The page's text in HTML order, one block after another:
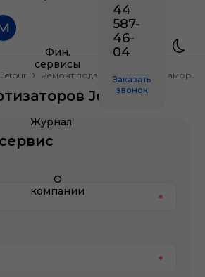
Фин.
сервисы
Журнал
О
компании
44
587-
46-
04
Заказать
звонок
Jetour Ремонт подвески Замена
Jetour